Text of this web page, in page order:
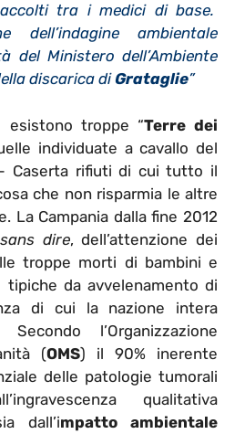
tra i medici di base.
dell’indagine ambientale
del Ministero dell’Ambiente
discarica diGrataglie”
esistono troppe “Terre dei
individuate a cavallo del
Caserta rifiuti di cui tutto il
che non risparmia le altre
La Campania dalla fine 2012
dire, dell’attenzione dei
troppe morti di bambini e
tipiche da avvelenamento di
di cui la nazione intera
l’Organizzazione
(OMS) il 90% inerente
delle patologie tumorali
qualitativa
dall’impatto ambientale